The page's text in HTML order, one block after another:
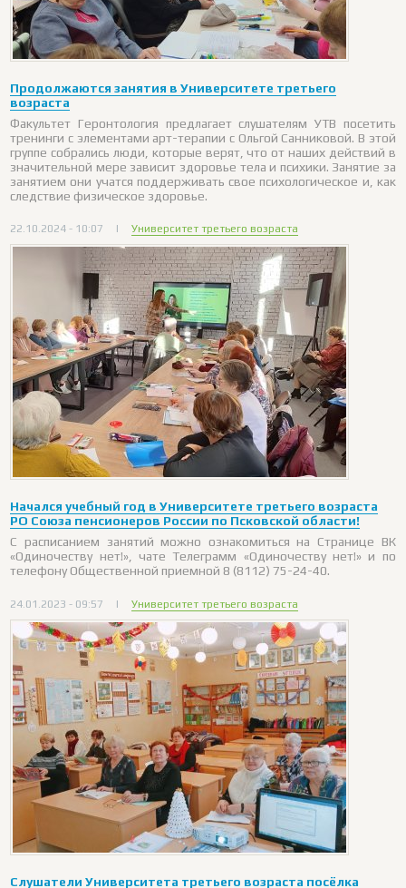
Продолжаются занятия в Университете третьего
возраста
Факультет Геронтология предлагает слушателям УТВ посетить
тренинги с элементами арт-терапии с Ольгой Санниковой. В этой
группе собрались люди, которые верят, что от наших действий в
значительной мере зависит здоровье тела и психики. Занятие за
занятием они учатся поддерживать свое психологическое и, как
следствие физическое здоровье.
22.10.2024 - 10:07 | Университет третьего возраста
Начался учебный год в Университете третьего возраста
РО Союза пенсионеров России по Псковской области!
С расписанием занятий можно ознакомиться на Странице ВК
«Одиночеству нет!», чате Телеграмм «Одиночеству нет!» и по
телефону Общественной приемной 8 (8112) 75-24-40.
24.01.2023 - 09:57 | Университет третьего возраста
Слушатели Университета третьего возраста посёлка